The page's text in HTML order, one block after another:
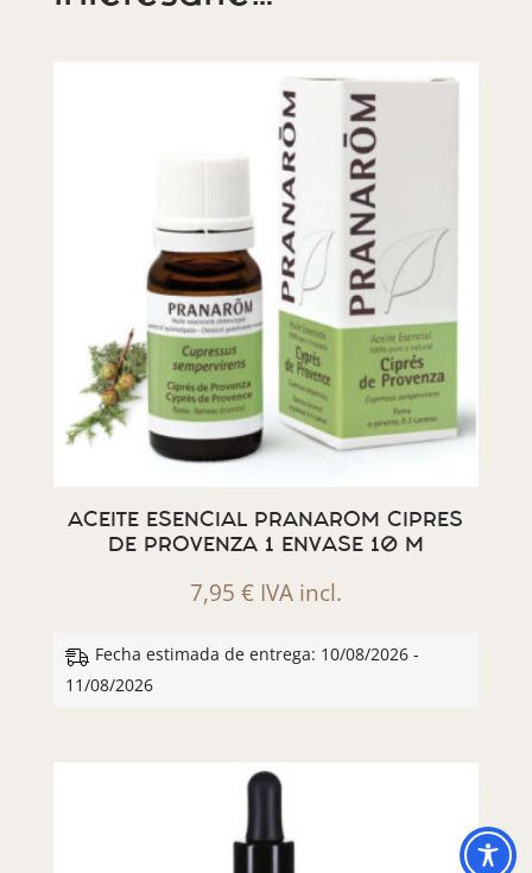
ACEITE ESENCIAL PRANAROM CIPRES
DE PROVENZA 1 ENVASE 10 M
7,95 € IVA incl.
Fecha estimada de entrega: 10/08/2026 -
11/08/2026